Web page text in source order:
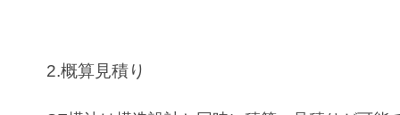
2.概算見積り